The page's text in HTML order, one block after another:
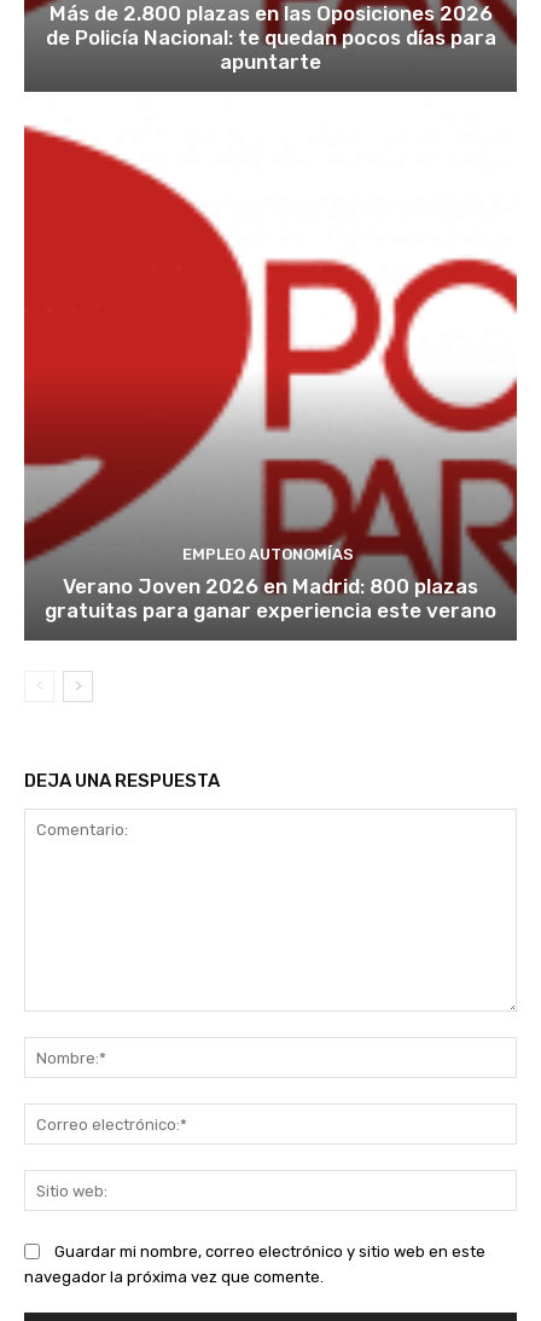
Más de 2.800 plazas en las Oposiciones 2026
de Policía Nacional: te quedan pocos días para
apuntarte
EMPLEO AUTONOMÍAS
Verano Joven 2026 en Madrid: 800 plazas
gratuitas para ganar experiencia este verano
DEJA UNA RESPUESTA
Guardar mi nombre, correo electrónico y sitio web en este
navegador la próxima vez que comente.